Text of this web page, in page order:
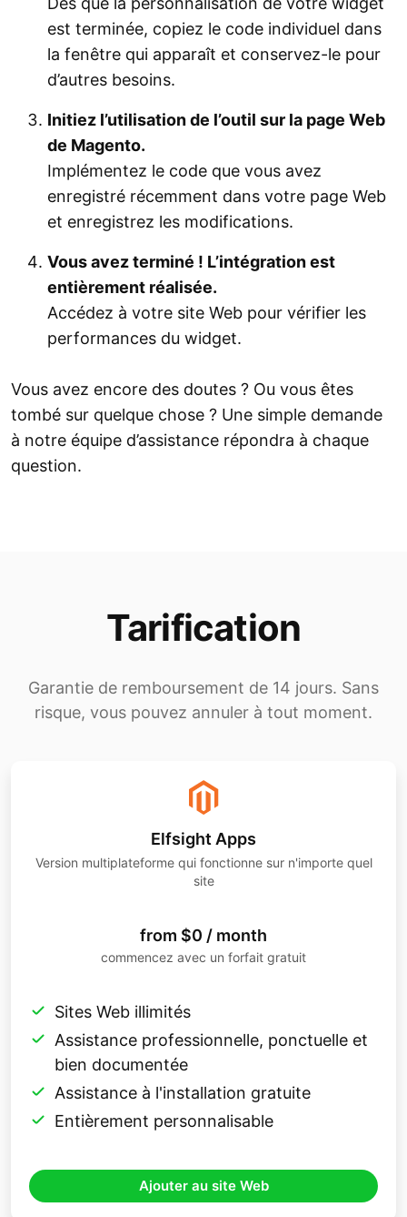
est terminée, copiez le code individuel dans
la fenêtre qui apparaît et conservez-le pour
d’autres besoins.
Initiez l’utilisation de l’outil sur la page Web
de Magento.
Implémentez le code que vous avez
enregistré récemment dans votre page Web
et enregistrez les modifications.
Vous avez terminé ! L’intégration est
entièrement réalisée.
Accédez à votre site Web pour vérifier les
performances du widget.
Vous avez encore des doutes ? Ou vous êtes
tombé sur quelque chose ? Une simple demande
à notre équipe d’assistance répondra à chaque
question.
Tarification
Garantie de remboursement de 14 jours. Sans
risque, vous pouvez annuler à tout moment.
Elfsight Apps
Version multiplateforme qui fonctionne sur n'importe quel
site
from $0 / month
commencez avec un forfait gratuit
Sites Web illimités
Assistance professionnelle, ponctuelle et
bien documentée
Assistance à l'installation gratuite
Entièrement personnalisable
Ajouter au site Web